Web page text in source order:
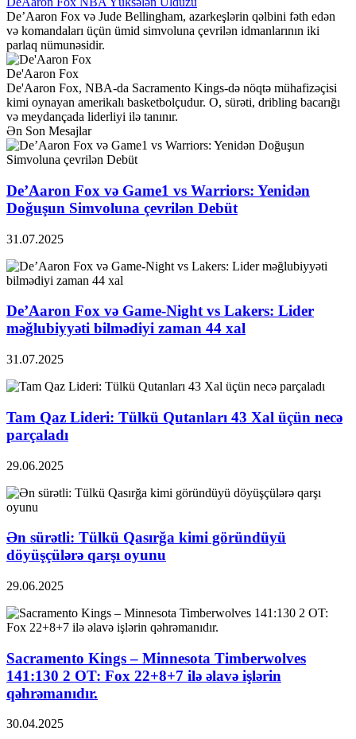
De’Aaron Fox və Jude Bellingham, azarkeşlərin qəlbini fəth edən
və komandaları üçün ümid simvoluna çevrilən idmanlarının iki
parlaq nümunəsidir.
De'Aaron Fox
De'Aaron Fox, NBA-da Sacramento Kings-də nöqtə mühafizəçisi
kimi oynayan amerikalı basketbolçudur. O, sürəti, dribling bacarığı
və meydançada liderliyi ilə tanınır.
Ən Son Mesajlar
De’Aaron Fox və Game1 vs Warriors: Yenidən
Doğuşun Simvoluna çevrilən Debüt
31.07.2025
De’Aaron Fox və Game-Night vs Lakers: Lider
məğlubiyyəti bilmədiyi zaman 44 xal
31.07.2025
Tam Qaz Lideri: Tülkü Qutanları 43 Xal üçün necə
parçaladı
29.06.2025
Ən sürətli: Tülkü Qasırğa kimi göründüyü
döyüşçülərə qarşı oyunu
29.06.2025
Sacramento Kings – Minnesota Timberwolves
141:130 2 OT: Fox 22+8+7 ilə əlavə işlərin
qəhrəmanıdır.
30.04.2025